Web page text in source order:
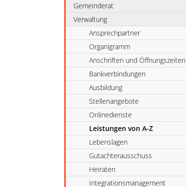
Gemeinderat
Verwaltung
Ansprechpartner
Organigramm
Anschriften und Öffnungszeiten
Bankverbindungen
Ausbildung
Stellenangebote
Onlinedienste
Leistungen von A-Z
Lebenslagen
Gutachterausschuss
Heiraten
Integrationsmanagement